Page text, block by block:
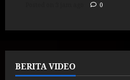
0
BERITA VIDEO